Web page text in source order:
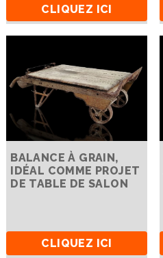
CLIQUEZ ICI
BALANCE À GRAIN,
IDÉAL COMME PROJET
DE TABLE DE SALON
CLIQUEZ ICI